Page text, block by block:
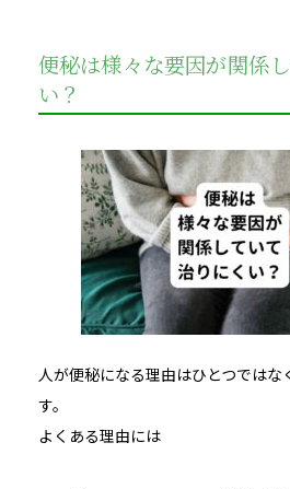
便秘は様々な要因が関係
い？
人が便秘になる理由はひとつではな
す。
よくある理由には